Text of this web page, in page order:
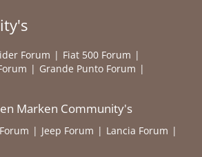
Forum
Fiat 500 Forum
Grande Punto Forum
Marken Community's
Jeep Forum
Lancia Forum